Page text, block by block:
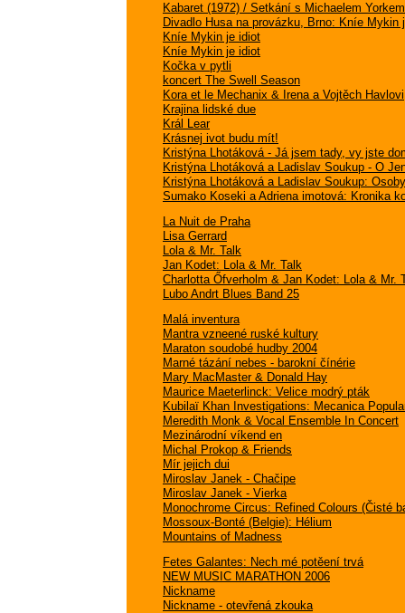
Kabaret (1972) / Setkání s Michaelem Yorkem
Divadlo Husa na provázku, Brno: Kníe Mykin
Kníe Mykin je idiot
Kníe Mykin je idiot
Kočka v pytli
koncert The Swell Season
Kora et le Mechanix & Irena a Vojtěch
Krajina lidské due
Král Lear
Krásnej ivot budu mít!
Kristýna Lhotáková - Já jsem tady, vy jste
Kristýna Lhotáková a Ladislav Soukup - O
Kristýna Lhotáková a Ladislav Soukup:
Sumako Koseki a Adriena imotová: Kronika
La Nuit de Praha
Lisa Gerrard
Lola & Mr. Talk
Jan Kodet: Lola & Mr. Talk
Charlotta Őfverholm & Jan Kodet: Lola & Mr.
Lubo Andrt Blues Band 25
Malá inventura
Mantra vzneené ruské kultury
Maraton soudobé hudby 2004
Marné tázání nebes - barokní čínérie
Mary MacMaster & Donald Hay
Maurice Maeterlinck: Velice modrý pták
Kubilaï Khan Investigations: Mecanica
Meredith Monk & Vocal Ensemble In Concert
Mezinárodní víkend en
Michal Prokop & Friends
Mír jejich dui
Miroslav Janek - Chačipe
Miroslav Janek - Vierka
Monochrome Circus: Refined Colours (Čisté
Mossoux-Bonté (Belgie): Hélium
Mountains of Madness
Fetes Galantes: Nech mé potěení trvá
NEW MUSIC MARATHON 2006
Nickname
Nickname - otevřená zkouka